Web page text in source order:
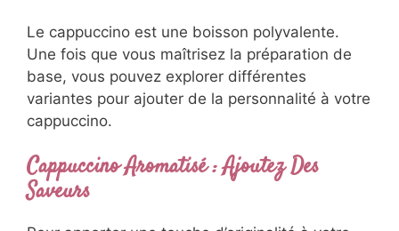
Le cappuccino est une boisson polyvalente.
Une fois que vous maîtrisez la préparation de
base, vous pouvez explorer différentes
variantes pour ajouter de la personnalité à votre
cappuccino.
Cappuccino Aromatisé : Ajoutez Des
Saveurs